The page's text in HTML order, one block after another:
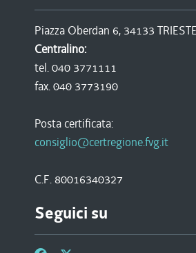
Piazza Oberdan 6, 34133 TRIESTE
Centralino:
tel. 040 3771111
fax. 040 3773190
Posta certificata:
consiglio@certregione.fvg.it
C.F. 80016340327
Seguici su